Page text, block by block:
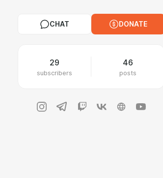
CHAT DONATE
29
subscribers
46
posts